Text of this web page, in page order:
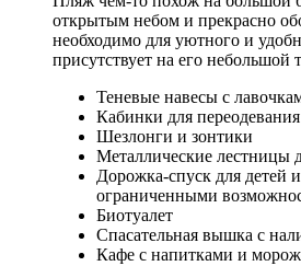
открытым небом и прекрасно
необходимо для уютного и
присутствует на его небольшой
Теневые навесы с
Кабинки для переодевания
Шезлонги и зонтики
Металлические лестницы
Дорожка-спуск для детей
ограниченными
Биотуалет
Спасательная вышка с
Кафе с напитками и